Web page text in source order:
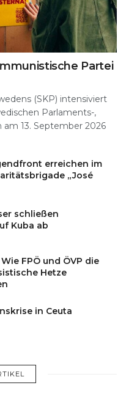
Partei
(SKP) intensiviert
Parlaments-,
13. September 2026
erreichen im
„José
schließen
Kuba ab
FPÖ und ÖVP die
Hetze
in Ceuta